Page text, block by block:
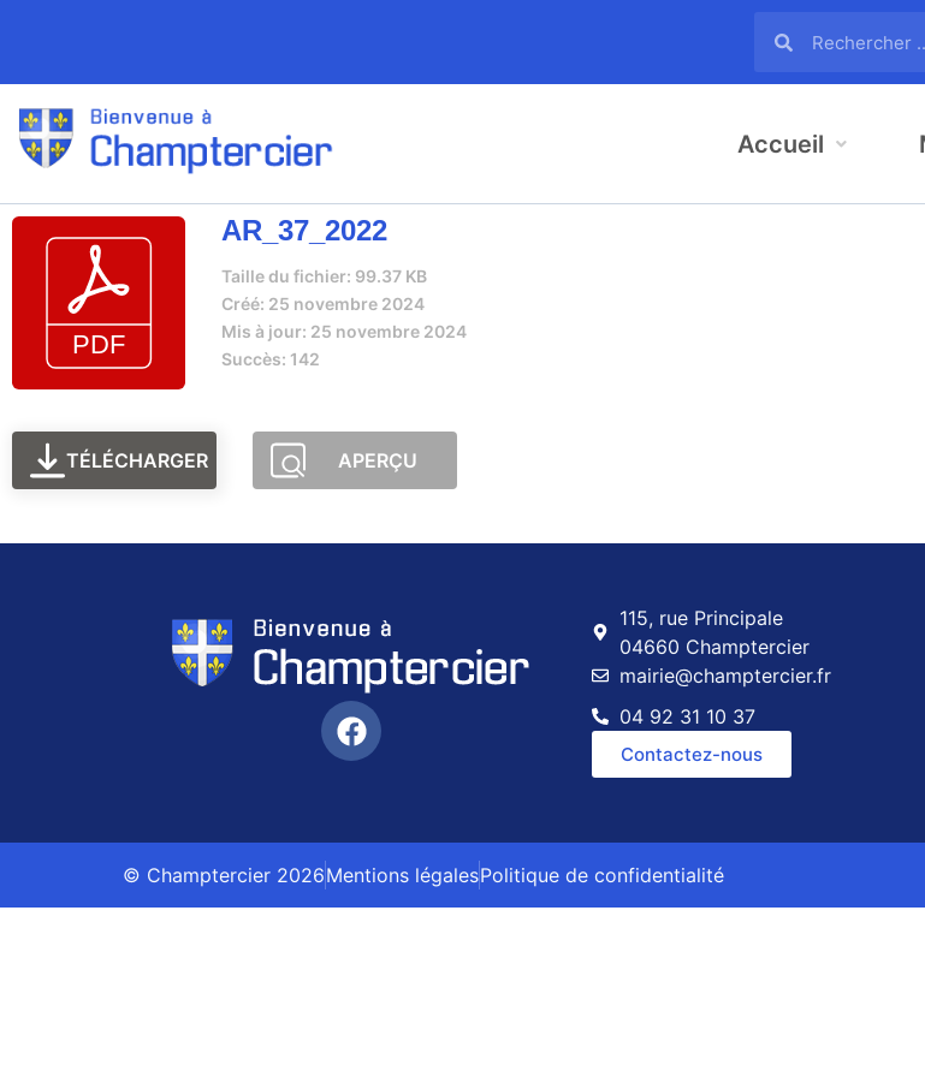
Accueil
AR_37_2022
Taille du fichier: 99.37 KB
Créé: 25 novembre 2024
Mis à jour: 25 novembre 2024
Succès: 142
TÉLÉCHARGER APERÇU
115, rue Principale
04660 Champtercier
mairie@champtercier.fr
04 92 31 10 37
Contactez-nous
© Champtercier 2026Mentions légalesPolitique de confidentialité